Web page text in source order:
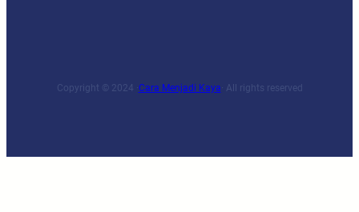
Copyright © 2024 ·Cara Menjadi Kaya· All rights reserved